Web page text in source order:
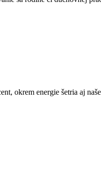
okrem energie šetria aj